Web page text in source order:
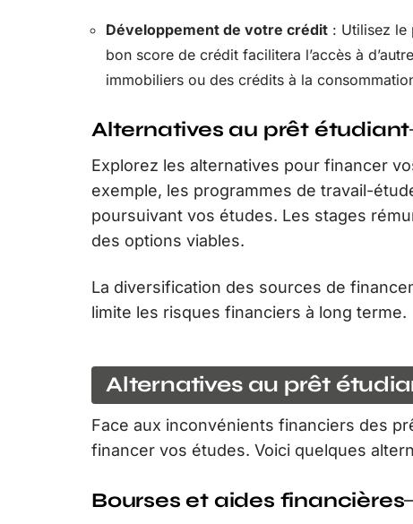
Développement de votre crédit : Utilisez le
bon score de crédit facilitera l’accès à
immobiliers ou des crédits à la
Alternatives au prêt étudiant
Explorez les alternatives pour financer
exemple, les programmes de travail-
poursuivant vos études. Les stages
des options viables.
La diversification des sources de
limite les risques financiers à long terme.
Alternatives au prêt
Face aux inconvénients financiers des
financer vos études. Voici quelques
Bourses et aides financières